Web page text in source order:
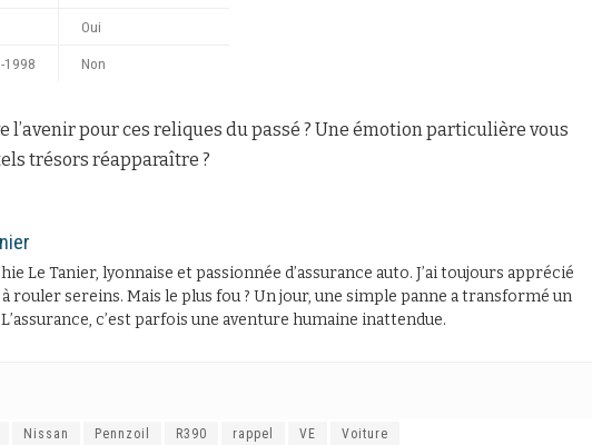
Oui
1998 Non
l’avenir pour ces reliques du passé ? Une émotion particulière vous
trésors réapparaître ?
Le Tanier, lyonnaise et passionnée d’assurance auto. J’ai toujours apprécié
à rouler sereins. Mais le plus fou ? Un jour, une simple panne a transformé un
c’est parfois une aventure humaine inattendue.
Nissan Pennzoil R390 rappel VE Voiture